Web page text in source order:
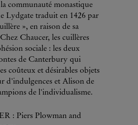
communauté monastique
Lydgate traduit en 1426 par
», en raison de sa
Chaucer, les cuillères
sociale : les deux
de Canterbury qui
coûteux et désirables objets
d'indulgences et Alison de
de l'individualisme.
: Piers Plowman and